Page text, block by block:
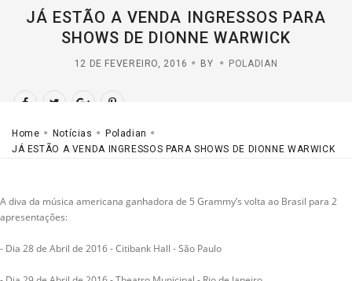
JÁ ESTÃO A VENDA INGRESSOS PARA
SHOWS DE DIONNE WARWICK
12 DE FEVEREIRO, 2016 BY POLADIAN
Home Notícias
Poladian
JÁ ESTÃO A VENDA INGRESSOS PARA SHOWS DE DIONNE WARWICK
A diva da música americana ganhadora de 5 Grammy’s volta ao Brasil para 2
apresentações:
- Dia 28 de Abril de 2016 - Citibank Hall - São Paulo